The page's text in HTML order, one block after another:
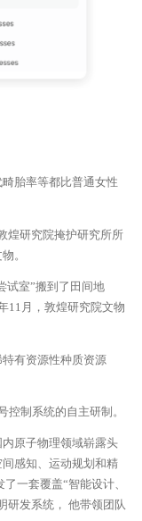
胎率等都比普通女性
煌研究院掩护研究所所
。
试室”搬到了田间地
11月，敦煌研究院文物
有资源性种质资源
控制系统的自主研制。
原子物理领域崭露头
感知、运动规划和精
一套覆盖“智能设计、
研发系统， 他带领团队